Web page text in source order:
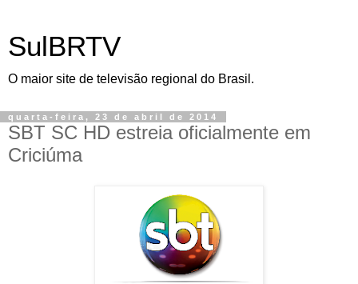
SulBRTV
O maior site de televisão regional do Brasil.
quarta-feira, 23 de abril de 2014
SBT SC HD estreia oficialmente em
Criciúma